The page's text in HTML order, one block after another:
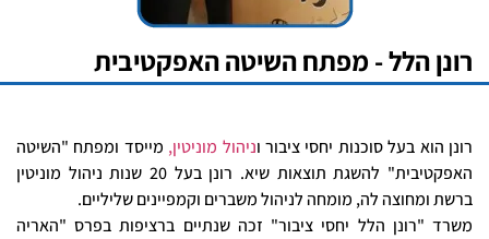
רונן הלל - מפתח השיטה האפקטיבית
רונן הוא בעל סוכנות יחסי ציבור וניהול מוניטין, מייסד ומפתח "השיטה
האפקטיבית" להשגת תוצאות שיא. רונן בעל 20 שנות ניהול מוניטין
ברשת ומחוצה לה, מומחה לניהול משברים וקמפיינים שליליים.
משרד "רונן הלל יחסי ציבור" זכה שנתיים ברציפות בפרס "האריה